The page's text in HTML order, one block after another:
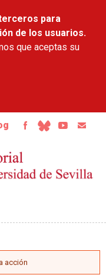
para
de los usuarios.
que aceptas su
acción